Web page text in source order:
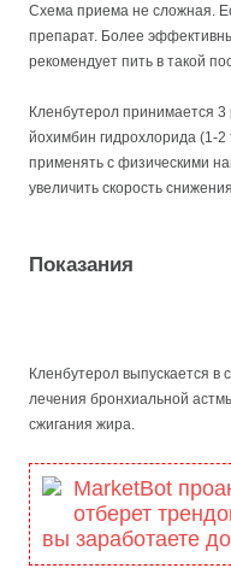
Схема приема не сложная.
препарат. Более
рекомендует пить в такой
Кленбутерол принимается
йохимбин гидрохлорида (1-2
применять с физическими
увеличить скорость
Показания
Кленбутерол выпускается в
лечения бронхиальной
сжигания жира.
MarketBot
отберет
вы заработаете